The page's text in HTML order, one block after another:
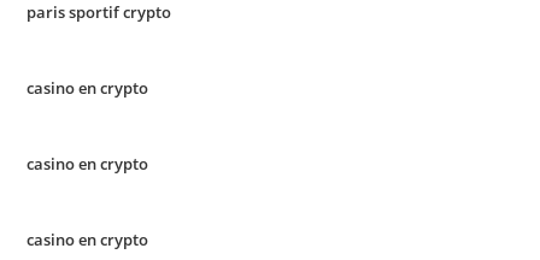
paris sportif crypto
casino en crypto
casino en crypto
casino en crypto